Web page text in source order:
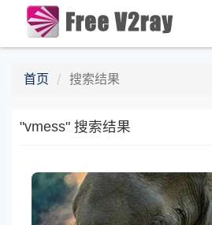
首页 搜索结果
"vmess" 搜索结果